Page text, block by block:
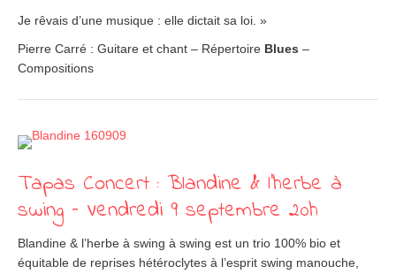
Je rêvais d’une musique : elle dictait sa loi. »
Pierre Carré : Guitare et chant – Répertoire Blues –
Compositions
Tapas Concert : Blandine & l’herbe à
swing – Vendredi 9 septembre 20h
Blandine & l’herbe à swing à swing est un trio 100% bio et
équitable de reprises hétéroclytes à l’esprit swing manouche,